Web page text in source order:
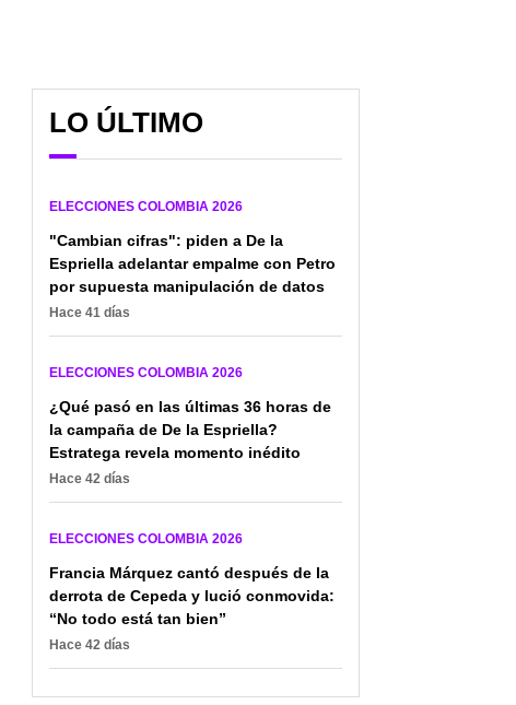
desmarca de Petro: "No
acompaño narrativa de
fraude"
jornada electoral de la
LO ÚLTIMO
ELECCIONES COLOMBIA 2026
"Cambian cifras": piden a De la
Espriella adelantar empalme con Petro
por supuesta manipulación de datos
Hace 41 días
ELECCIONES COLOMBIA 2026
¿Qué pasó en las últimas 36 horas de
la campaña de De la Espriella?
Estratega revela momento inédito
Hace 42 días
ELECCIONES COLOMBIA 2026
Francia Márquez cantó después de la
derrota de Cepeda y lució conmovida:
“No todo está tan bien”
Hace 42 días